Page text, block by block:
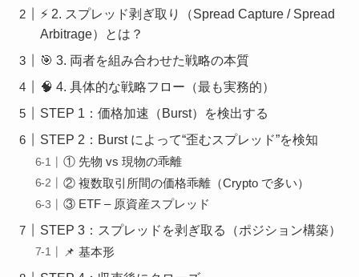
⚡ 2. スプレッド剥ぎ取り（Spread Capture / Spread
Arbitrage）とは？
🎯 3. 両者を組み合わせた戦略の本質
🧠 4. 具体的な戦略フロー（最も実務的）
STEP 1：価格加速（Burst）を検出する
STEP 2：Burst によって“歪むスプレッド”を検知
① 先物 vs 現物の乖離
② 複数取引所間の価格乖離（Crypto で多い）
③ ETF – 原資産スプレッド
STEP 3：スプレッドを剥ぎ取る（ポジション構築）
📌 基本形